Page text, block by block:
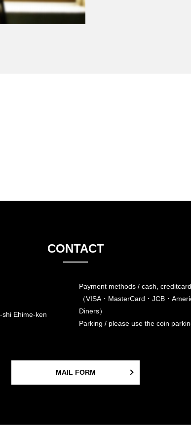
CONTACT
Ehime-ken
Payment methods / cash, creditcard
（VISA・MasterCard・JCB・
Diners）
Parking / please use the coin
MAIL FORM